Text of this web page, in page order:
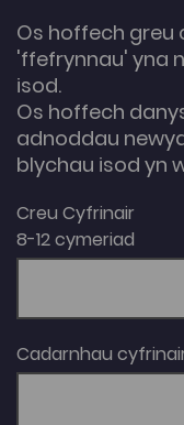
Os hoffech greu
'ffefrynnau' yna
isod.
Os hoffech
adnoddau
blychau isod yn
Creu Cyfrinair
8-12 cymeriad
Cadarnhau